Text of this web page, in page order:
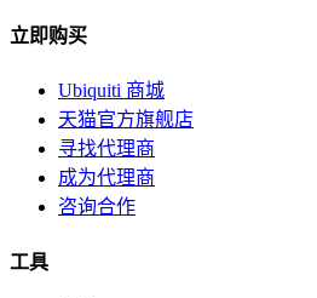
立即购买
Ubiquiti 商城
天猫官方旗舰店
寻找代理商
成为代理商
咨询合作
工具